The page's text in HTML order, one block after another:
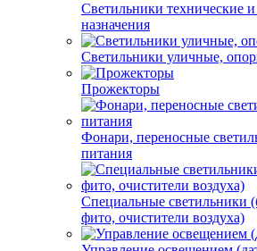
Светильники технические
назначения
Светильники уличные,
Прожекторы
Фонари, переносные
питания
Специальные светильники
фито, очистители воздуха)